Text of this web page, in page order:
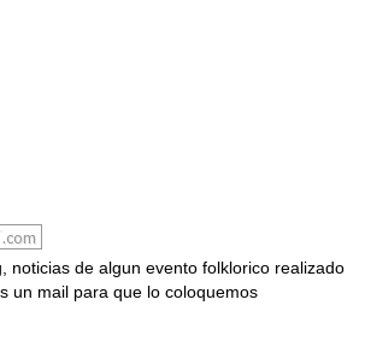
noticias de algun evento folklorico realizado
un mail para que lo coloquemos